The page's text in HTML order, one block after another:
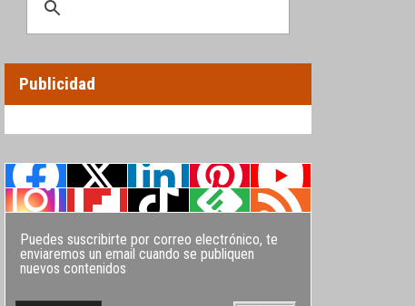
Publicidad
Puedes suscribirte por correo electrónico, te
enviaremos un email cuando se publiquen
nuevos contenidos